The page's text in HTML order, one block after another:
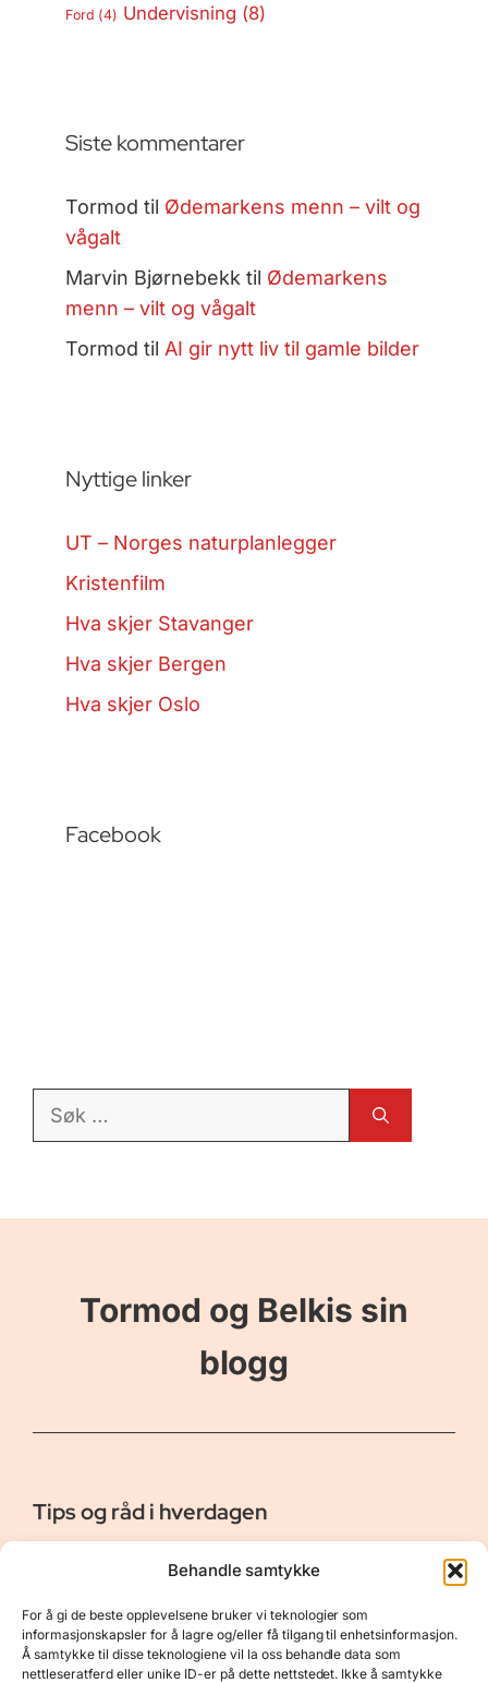
Behandle samtykke
For å gi de beste opplevelsene bruker vi teknologier som
informasjonskapsler for å lagre og/eller få tilgang til enhetsinformasjon.
Å samtykke til disse teknologiene vil la oss behandle data som
nettleseratferd eller unike ID-er på dette nettstedet. Ikke å samtykke
Ford (4) Undervisning (8)
Siste kommentarer
Tormod til Ødemarkens menn – vilt og
vågalt
Marvin Bjørnebekktil Ødemarkens
menn – vilt og vågalt
Tormod til AI gir nytt liv til gamle bilder
Nyttige linker
UT – Norges naturplanlegger
Kristenfilm
Hva skjer Stavanger
Hva skjer Bergen
Hva skjer Oslo
Facebook
Søk
Tormod og Belkis sin
blogg
Tips og råd i hverdagen
Er vår bloggside hvor vi ønsker å dele våre opplevelser og
gi deg råd og tips innen reiser, hotell - og restauranter,
naturopplevelser, personlig pleie, data, film og bøker m.m.
Nyttige Linker
Om oss
Resurser
Personvernerklæring